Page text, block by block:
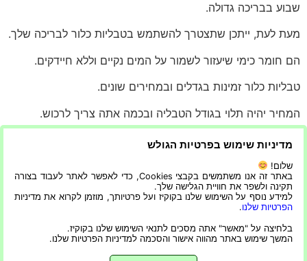
שבוע בבריכה גדולה.
מעת לעת, ייתכן שתצטרך להשתמש בטבליות כלור לבריכה שלך.
הם חומר כימי שיעזור לשמור על המים נקיים וללא חיידקים.
טבליות כלור זמינות בגדלים ובמחירים שונים.
המחיר יהיה תלוי בגודל הטבליה ובכמה אתה צריך לרכוש.
העלות יכולה להשתנות בהתאם מאיפה אתה קונה אותם ואיזה
סוג של בריכה יש לך.
אתה צריך גם לקחת בחשבון את עלויות המשלוח אם הן לא
זמינות במקום.
מדיניות שימוש בפרטיות הגולש
שלום!
באתר זה אנו משתמשים בקבצי Cookies, כדי לאפשר לאתר לעבוד בצורה
תקינה ולשפר את חוויית הגלישה שלך.
למידע נוסף על השימוש שלנו בקוקיז ועל פרטיותך, מוזמן לקרוא את מדיניות
הפרטיות שלנו.
בלחיצה על "מאשר" אתה מסכים לתנאי השימוש שלנו בקוקיז.
המשך שימוש באתר מהווה אישור והסכמה למדיניות הפרטיות שלנו.